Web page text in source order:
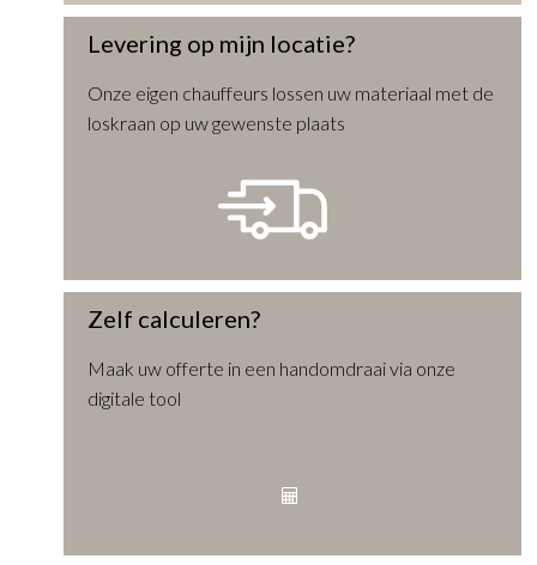
Levering op mijn locatie?
Onze eigen chauffeurs lossen uw materiaal met de
loskraan op uw gewenste plaats
Zelf calculeren?
Maak uw offerte in een handomdraai via onze
digitale tool